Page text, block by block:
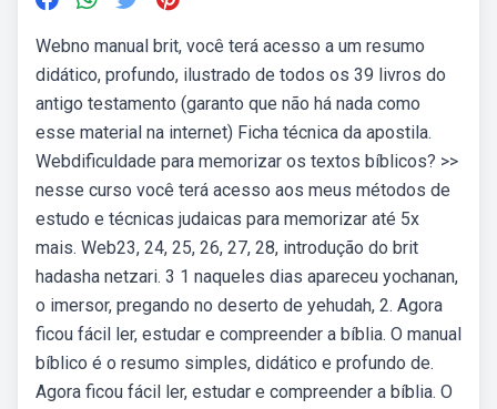
Webno manual brit, você terá acesso a um resumo
didático, profundo, ilustrado de todos os 39 livros do
antigo testamento (garanto que não há nada como
esse material na internet) Ficha técnica da apostila.
Webdificuldade para memorizar os textos bíblicos? >>
nesse curso você terá acesso aos meus métodos de
estudo e técnicas judaicas para memorizar até 5x
mais. Web23, 24, 25, 26, 27, 28, introdução do brit
hadasha netzari. 3 1 naqueles dias apareceu yochanan,
o imersor, pregando no deserto de yehudah, 2. Agora
ficou fácil ler, estudar e compreender a bíblia. O manual
bíblico é o resumo simples, didático e profundo de.
Agora ficou fácil ler, estudar e compreender a bíblia. O